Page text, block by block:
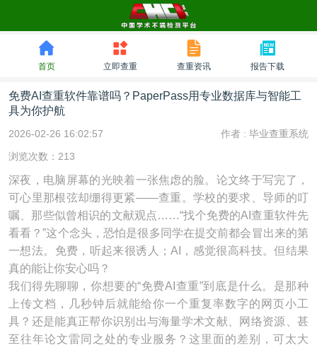
首页 立即查重 查重资讯 报告下载
免费AI查重软件靠谱吗？PaperPass用专业数据库与智能工
具为你护航
2026-02-26 16:02:57 作者 : 毕业查重系统
浏览次数：213
深夜，电脑屏幕的光映着一张焦虑的脸。论文终于写完了，
可心里那根弦却绷得更紧——查重。学校的要求、导师的叮
嘱、那些似曾相识的文献观点……“找个免费的AI查重软件先
看看？”这个念头，恐怕是很多同学在提交前都会冒出来的第
一想法。免费，听起来很诱人；AI，感觉很高科技。但结果
真的能让你安心吗？
我们得先聊聊，你想要的“免费AI查重”到底是什么。是那种
上传文档，几秒钟后就能给你一个重复率数字的网页小工
具？还是能真正帮你识别出与海量学术文献、网络资源、甚
至往年论文雷同之处的专业服务？这里面的差别，可太大